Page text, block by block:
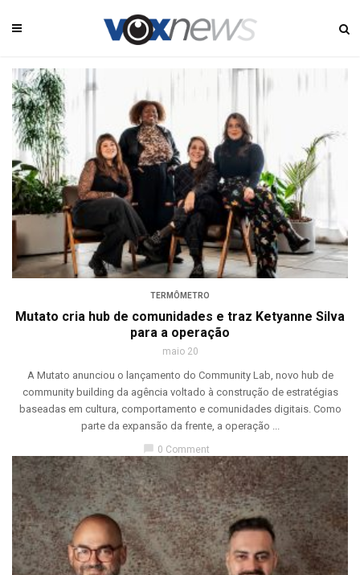
TERMÔMETRO
Mutato cria hub de comunidades e traz Ketyanne Silva
para a operação
maio 20
A Mutato anunciou o lançamento do Community Lab, novo hub de
community building da agência voltado à construção de estratégias
baseadas em cultura, comportamento e comunidades digitais. Como
parte da expansão da frente, a operação ...
chat_bubble 0 Comment